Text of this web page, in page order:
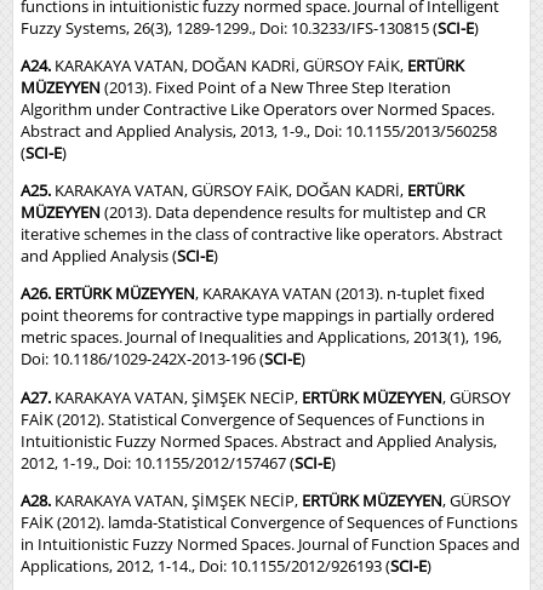
functions in intuitionistic fuzzy normed space. Journal of Intelligent
Fuzzy Systems, 26(3), 1289-1299., Doi: 10.3233/IFS-130815 (SCI-E)
A24. KARAKAYA VATAN, DOĞAN KADRİ, GÜRSOY FAİK, ERTÜRK
MÜZEYYEN (2013). Fixed Point of a New Three Step Iteration
Algorithm under Contractive Like Operators over Normed Spaces.
Abstract and Applied Analysis, 2013, 1-9., Doi: 10.1155/2013/560258
(SCI-E)
A25. KARAKAYA VATAN, GÜRSOY FAİK, DOĞAN KADRİ, ERTÜRK
MÜZEYYEN (2013). Data dependence results for multistep and CR
iterative schemes in the class of contractive like operators. Abstract
and Applied Analysis (SCI-E)
A26. ERTÜRK MÜZEYYEN, KARAKAYA VATAN (2013). n-tuplet fixed
point theorems for contractive type mappings in partially ordered
metric spaces. Journal of Inequalities and Applications, 2013(1), 196,
Doi: 10.1186/1029-242X-2013-196 (SCI-E)
A27. KARAKAYA VATAN, ŞİMŞEK NECİP, ERTÜRK MÜZEYYEN, GÜRSOY
FAİK (2012). Statistical Convergence of Sequences of Functions in
Intuitionistic Fuzzy Normed Spaces. Abstract and Applied Analysis,
2012, 1-19., Doi: 10.1155/2012/157467 (SCI-E)
A28. KARAKAYA VATAN, ŞİMŞEK NECİP, ERTÜRK MÜZEYYEN, GÜRSOY
FAİK (2012). lamda-Statistical Convergence of Sequences of Functions
in Intuitionistic Fuzzy Normed Spaces. Journal of Function Spaces and
Applications, 2012, 1-14., Doi: 10.1155/2012/926193 (SCI-E)